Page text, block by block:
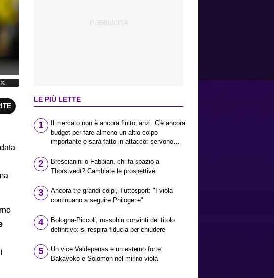
LE PIÙ LETTE
1
Il mercato non è ancora finito, anzi. C'è ancora
budget per fare almeno un altro colpo
importante e sarà fatto in attacco: servono
il Bologna: caccia al giusto incastro
2
Brescianini o Fabbian, chi fa spazio a
Thorstvedt? Cambiate le prospettive
3
Ancora tre grandi colpi, Tuttosport: "I viola
continuano a seguire Philogene"
4
Bologna-Piccoli, rossoblu convinti del titolo
definitivo: si respira fiducia per chiudere
5
Un vice Valdepenas e un esterno forte:
Bakayoko e Solomon nel mirino viola